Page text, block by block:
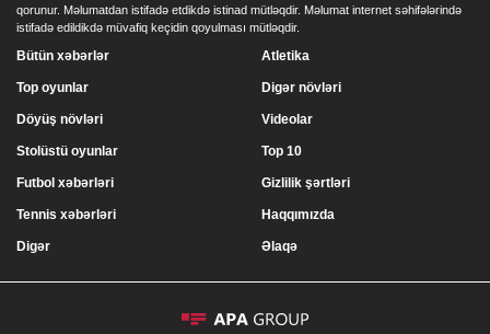
qorunur. Məlumatdan istifadə etdikdə istinad mütləqdir. Məlumat internet səhifələrində
istifadə edildikdə müvafiq keçidin qoyulması mütləqdir.
Bütün xəbərlər
Top oyunlar
Döyüş növləri
Stolüstü oyunlar
Atletika
Digər növləri
Videolar
Top 10
Futbol xəbərləri
Tennis xəbərləri
Digər
Gizlilik şərtləri
Haqqımızda
Əlaqə